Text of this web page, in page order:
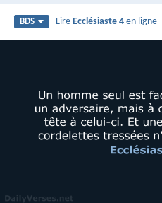
BDS LireEcclésiaste 4 en ligne